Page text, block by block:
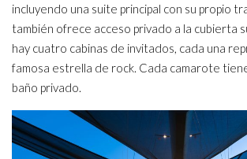
incluyendo una suite principal con su propio
también ofrece acceso privado a la cubierta
hay cuatro cabinas de invitados, cada una
famosa estrella de rock. Cada camarote
baño privado.